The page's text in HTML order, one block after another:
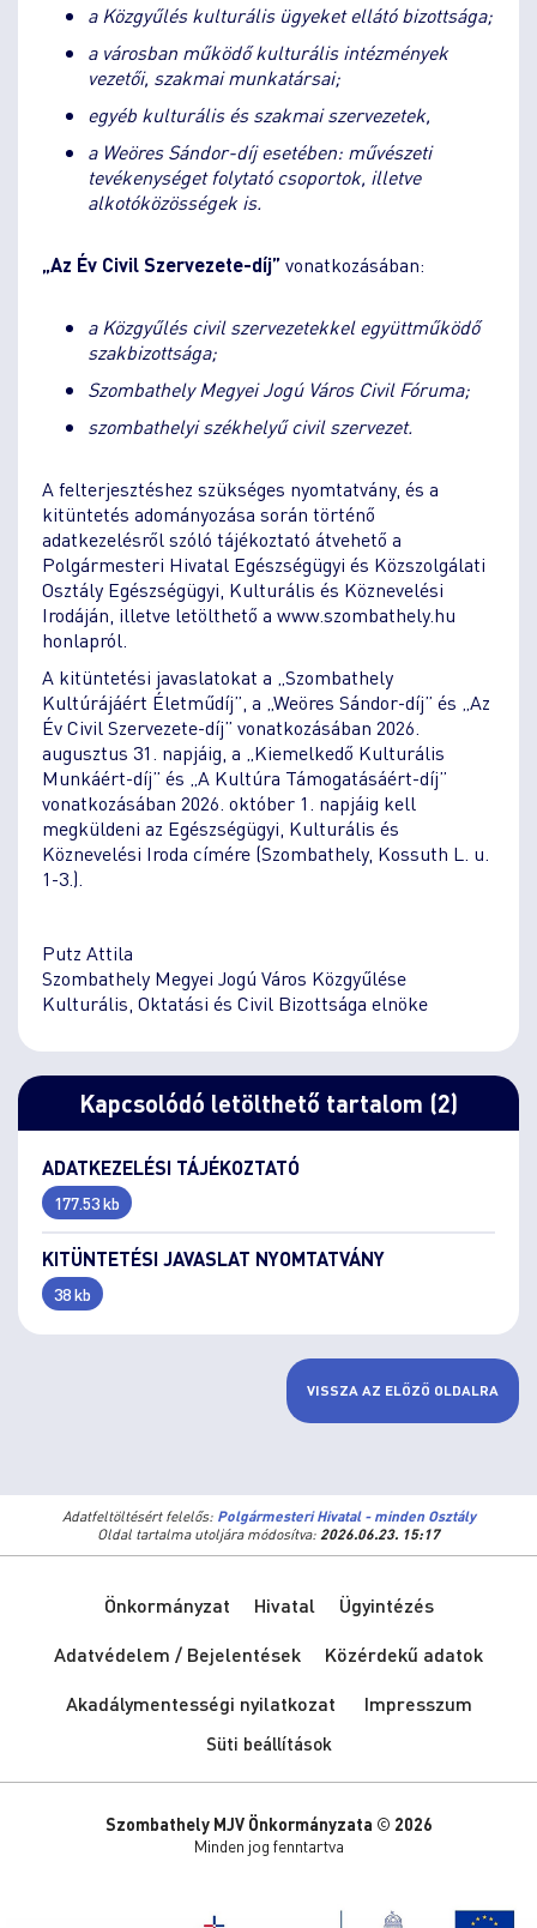
a Közgyűlés kulturális ügyeket ellátó bizottsága;
a városban működő kulturális intézmények
vezetői, szakmai munkatársai;
egyéb kulturális és szakmai szervezetek,
a Weöres Sándor-díj esetében: művészeti
tevékenységet folytató csoportok, illetve
alkotóközösségek is.
„Az Év Civil Szervezete-díj”vonatkozásában:
a Közgyűlés civil szervezetekkel együttműködő
szakbizottsága;
Szombathely Megyei Jogú Város Civil Fóruma;
szombathelyi székhelyű civil szervezet.
A felterjesztéshez szükséges nyomtatvány, és a
kitüntetés adományozása során történő
adatkezelésről szóló tájékoztató átvehető a
Polgármesteri Hivatal Egészségügyi és Közszolgálati
Osztály Egészségügyi, Kulturális és Köznevelési
Irodáján, illetve letölthető a www.szombathely.hu
honlapról.
A kitüntetési javaslatokat a „Szombathely
Kultúrájáért Életműdíj”, a „Weöres Sándor-díj” és „Az
Év Civil Szervezete-díj” vonatkozásában 2026.
augusztus 31. napjáig, a „Kiemelkedő Kulturális
Munkáért-díj” és „A Kultúra Támogatásáért-díj”
vonatkozásában 2026. október 1. napjáig kell
megküldeni az Egészségügyi, Kulturális és
Köznevelési Iroda címére (Szombathely, Kossuth L. u.
1-3.).
Putz Attila
Szombathely Megyei Jogú Város Közgyűlése
Kulturális, Oktatási és Civil Bizottsága elnöke
Kapcsolódó letölthető tartalom (2)
ADATKEZELÉSI TÁJÉKOZTATÓ
177.53 kb
KITÜNTETÉSI JAVASLAT NYOMTATVÁNY
38 kb
VISSZA AZ ELŐZŐ OLDALRA
Adatfeltöltésért felelős: Polgármesteri Hivatal - minden Osztály
Oldal tartalma utoljára módosítva: 2026.06.23. 15:17
Önkormányzat Hivatal
Ügyintézés
Adatvédelem / Bejelentések
Közérdekű adatok
Akadálymentességi nyilatkozat
Impresszum
Süti beállítások
Szombathely MJV Önkormányzata © 2026
Minden jog fenntartva